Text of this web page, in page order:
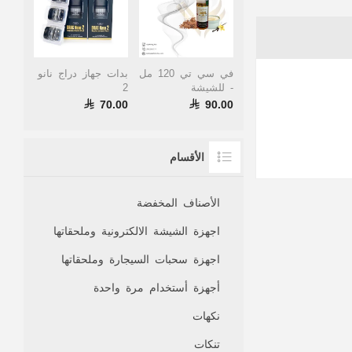
في سي تي 120 مل
- للشيشة
90.00
بدات جهاز دراج نانو
2
70.00
الأقسام
الأصناف المخفضة
اجهزة الشيشة الالكترونية وملحقاتها
اجهزة سحبات السيجارة وملحقاتها
أجهزة أستخدام مرة واحدة
نكهات
تنكات